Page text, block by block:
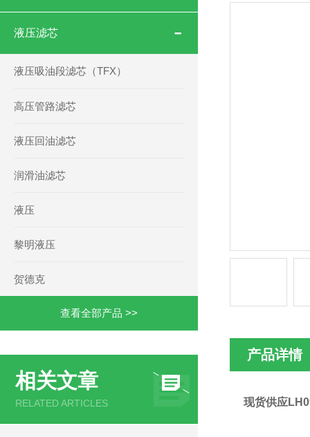
液压滤芯
液压吸油段滤芯（TFX）
高压管路滤芯
液压回油滤芯
润滑油滤芯
液压
黎明液压
贺德克
查看全部产品 >>
相关文章
RELATED ARTICLES
产品详情
现货供应